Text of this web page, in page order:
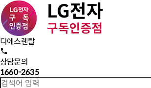
디에스렌탈
상담문의
1660-2635